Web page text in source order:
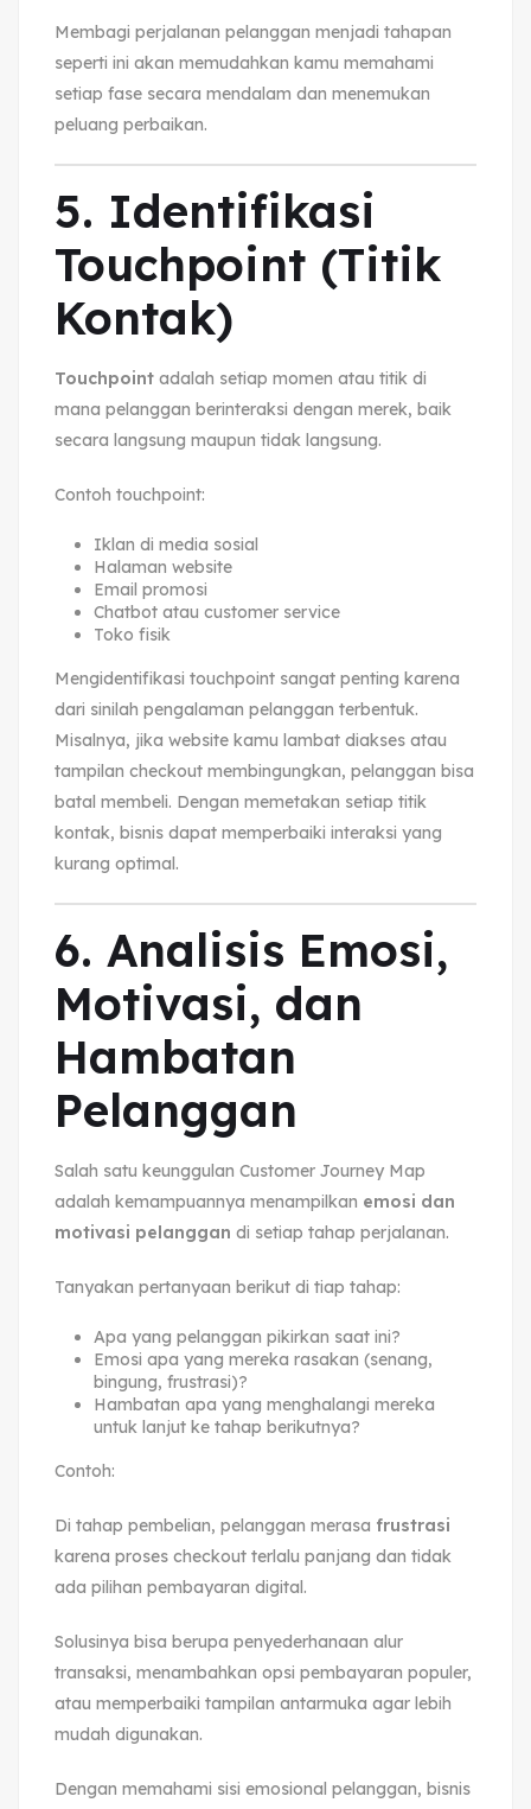
Membagi perjalanan pelanggan menjadi tahapan
seperti ini akan memudahkan kamu memahami
setiap fase secara mendalam dan menemukan
peluang perbaikan.
5. Identifikasi
Touchpoint (Titik
Kontak)
Touchpoint adalah setiap momen atau titik di
mana pelanggan berinteraksi dengan merek, baik
secara langsung maupun tidak langsung.
Contoh touchpoint:
Iklan di media sosial
Halaman website
Email promosi
Chatbot atau customer service
Toko fisik
Mengidentifikasi touchpoint sangat penting karena
dari sinilah pengalaman pelanggan terbentuk.
Misalnya, jika website kamu lambat diakses atau
tampilan checkout membingungkan, pelanggan bisa
batal membeli. Dengan memetakan setiap titik
kontak, bisnis dapat memperbaiki interaksi yang
kurang optimal.
6. Analisis Emosi,
Motivasi, dan
Hambatan
Pelanggan
Salah satu keunggulan Customer Journey Map
adalah kemampuannya menampilkan emosi dan
motivasi pelanggan di setiap tahap perjalanan.
Tanyakan pertanyaan berikut di tiap tahap:
Apa yang pelanggan pikirkan saat ini?
Emosi apa yang mereka rasakan (senang,
bingung, frustrasi)?
Hambatan apa yang menghalangi mereka
untuk lanjut ke tahap berikutnya?
Contoh:
Di tahap pembelian, pelanggan merasa frustrasi
karena proses checkout terlalu panjang dan tidak
ada pilihan pembayaran digital.
Solusinya bisa berupa penyederhanaan alur
transaksi, menambahkan opsi pembayaran populer,
atau memperbaiki tampilan antarmuka agar lebih
mudah digunakan.
Dengan memahami sisi emosional pelanggan, bisnis